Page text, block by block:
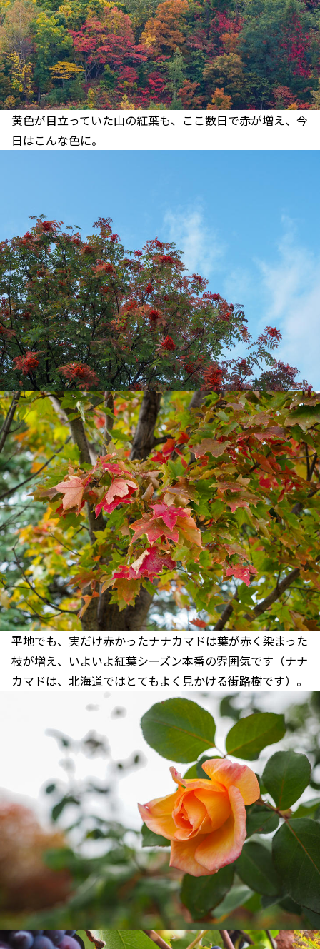
黄色が目立っていた山の紅葉も、ここ数日で赤が増え、今
日はこんな色に。
平地でも、実だけ赤かったナナカマドは葉が赤く染まった
枝が増え、いよいよ紅葉シーズン本番の雰囲気です（ナナ
カマドは、北海道ではとてもよく見かける街路樹です）。